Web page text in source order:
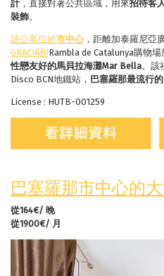
計，直接對著公共區域，用來招待客人
裝飾。
該公寓位於市中心，距離加泰羅尼亞
GRACIA和Rambla de Catalunya購物
性戀友好的馬貝拉海灘Mar Bella。該
Disco BCN地鐵站， 巴塞羅那最流行
License : HUTB-001259
巴塞羅那市中心的
從164€/ 晚
從1900€/ 月